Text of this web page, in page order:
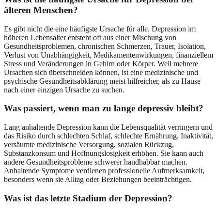
älteren Menschen?
Es gibt nicht die eine häufigste Ursache für alle. Depression im
höheren Lebensalter entsteht oft aus einer Mischung von
Gesundheitsproblemen, chronischen Schmerzen, Trauer, Isolation,
Verlust von Unabhängigkeit, Medikamentenwirkungen, finanziellem
Stress und Veränderungen in Gehirn oder Körper. Weil mehrere
Ursachen sich überschneiden können, ist eine medizinische und
psychische Gesundheitsabklärung meist hilfreicher, als zu Hause
nach einer einzigen Ursache zu suchen.
Was passiert, wenn man zu lange depressiv bleibt?
Lang anhaltende Depression kann die Lebensqualität verringern und
das Risiko durch schlechten Schlaf, schlechte Ernährung, Inaktivität,
versäumte medizinische Versorgung, sozialen Rückzug,
Substanzkonsum und Hoffnungslosigkeit erhöhen. Sie kann auch
andere Gesundheitsprobleme schwerer handhabbar machen.
Anhaltende Symptome verdienen professionelle Aufmerksamkeit,
besonders wenn sie Alltag oder Beziehungen beeinträchtigen.
Was ist das letzte Stadium der Depression?